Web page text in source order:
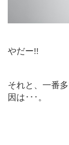
やだー!!
それと、一番
因は･･･。